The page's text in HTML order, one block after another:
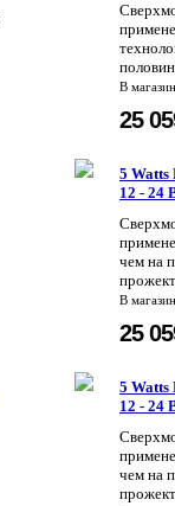
В
25
5 Watts
12 - 24
чем на
В
25
5 Watts
12 - 24
чем на